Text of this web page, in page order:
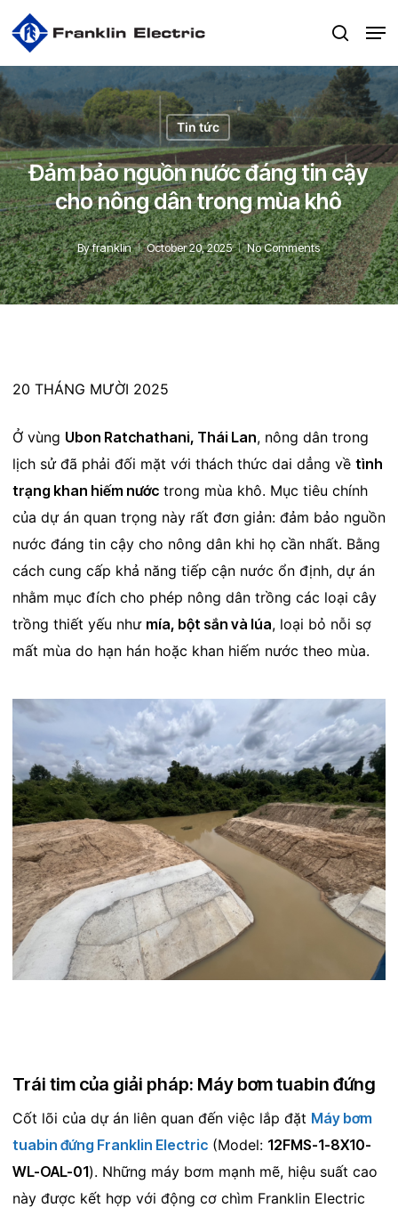
Skip
to
main
content
search
Tin tức
Đảm bảo nguồn nước đáng tin cậy
cho nông dân trong mùa khô
Byfranklin October 20, 2025 No Comments
20 THÁNG MƯỜI 2025
Ở vùng Ubon Ratchathani, Thái Lan, nông dân trong
lịch sử đã phải đối mặt với thách thức dai dẳng về tình
trạng khan hiếm nướctrong mùa khô. Mục tiêu chính
của dự án quan trọng này rất đơn giản: đảm bảo nguồn
nước đáng tin cậycho nông dân khi họ cần nhất. Bằng
cách cung cấp khả năng tiếp cận nước ổn định, dự án
nhằm mục đích cho phép nông dân trồng các loại cây
trồng thiết yếu như mía, bột sắn và lúa, loại bỏ nỗi sợ
mất mùa do hạn hán hoặc khan hiếm nước theo mùa.
Trái tim của giải pháp: Máy bơm tuabin đứng
Cốt lõi của dự án liên quan đến việc lắp đặt Máy bơm
tuabin đứng Franklin Electric(Model: 12FMS-1-8X10-
WL-OAL-01). Những máy bơm mạnh mẽ, hiệu suất cao
này được kết hợp với động cơ chìm Franklin Electric